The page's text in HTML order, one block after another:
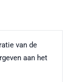
van de
aan het